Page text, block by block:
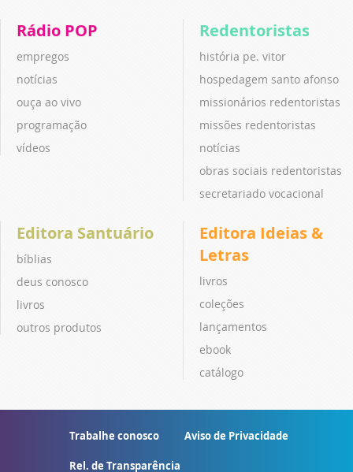
Rádio POP
empregos
notícias
ouça ao vivo
programação
vídeos
Redentoristas
história pe. vitor
hospedagem santo afonso
missionários redentoristas
missões redentoristas
notícias
obras sociais redentoristas
secretariado vocacional
Editora Santuário
bíblias
deus conosco
livros
outros produtos
Editora Ideias &
Letras
livros
coleções
lançamentos
ebook
catálogo
Trabalhe conosco Aviso de Privacidade
Rel. de Transparência